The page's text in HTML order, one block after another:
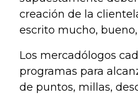
creación de la
escrito mucho,
Los mercadólogos
programas para
de puntos, millas,